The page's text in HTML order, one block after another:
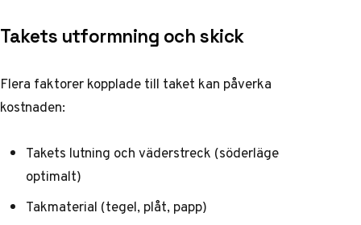
Takets utformning och skick
Flera faktorer kopplade till taket kan påverka
kostnaden:
Takets lutning och väderstreck (söderläge
optimalt)
Takmaterial (tegel, plåt, papp)